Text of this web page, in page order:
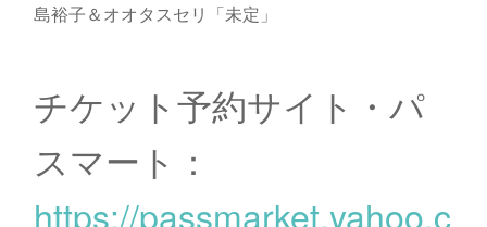
島裕子＆オオタスセリ「未定」
チケット予約サイト・パ
スマート：
https://passmarket.yahoo.c